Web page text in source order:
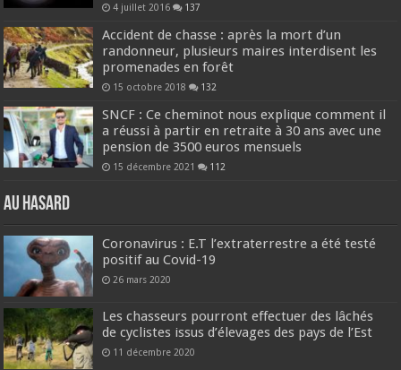
4 juillet 2016 137
Accident de chasse : après la mort d’un
randonneur, plusieurs maires interdisent les
promenades en forêt
15 octobre 2018 132
SNCF : Ce cheminot nous explique comment il
a réussi à partir en retraite à 30 ans avec une
pension de 3500 euros mensuels
15 décembre 2021 112
Au hasard
Coronavirus : E.T l’extraterrestre a été testé
positif au Covid-19
26 mars 2020
Les chasseurs pourront effectuer des lâchés
de cyclistes issus d’élevages des pays de l’Est
11 décembre 2020